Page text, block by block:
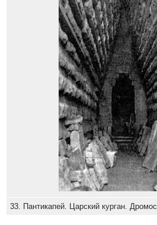
33. Пантикапей. Царский курган. Дромос